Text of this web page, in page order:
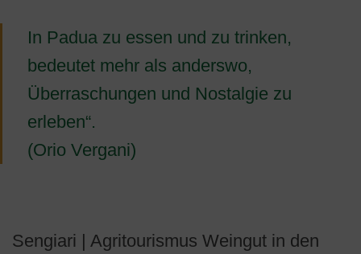
In Padua zu essen und zu trinken,
bedeutet mehr als anderswo,
Überraschungen und Nostalgie zu
erleben“.
(Orio Vergani)
Sengiari | Agritourismus Weingut in den